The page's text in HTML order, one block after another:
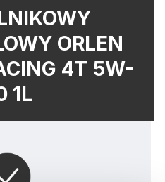
ORLEN
4T 5W-
1L